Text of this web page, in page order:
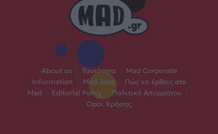
About us Ταυτότητα
Mad Corporate
Information
Mad Jobs
Πώς να έρθεις στο
Mad
Editorial Policy Πολιτική Απορρήτου
Όροι Χρήσης